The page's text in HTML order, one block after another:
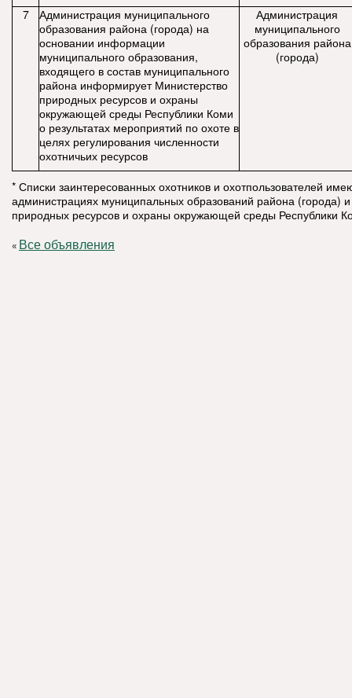
7
Администрация муниципального
образования района (города) на
основании информации
муниципального образования,
входящего в состав муниципального
района информирует Министерство
природных ресурсов и охраны
окружающей среды Республики Коми
о результатах мероприятий по охоте в
целях регулирования численности
охотничьих ресурсов
Администрация
муниципального
образования района
(города)
* Списки заинтересованных охотников и охотпользователей
администрациях муниципальных образований района (города)
природных ресурсов и охраны окружающей среды Республики
« Все объявления